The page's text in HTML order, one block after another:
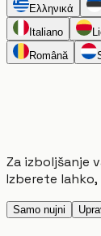
Ελληνικά
Italiano
Română
Za izboljšanje
Izberete
Samo nujni